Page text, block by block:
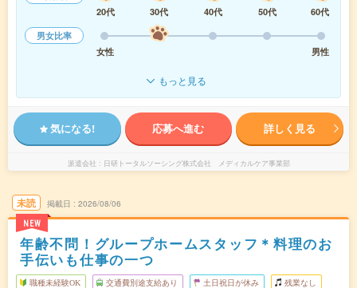
20代
30代 40代 50代
60代
男女比率
女性
男性
もっと見る
気になる! 応募へ進む 詳しく見る
派遣会社 日研トータルソーシング株式会社 メディカルケア事業部
未読
NEW
掲載日 2026/08/06
年齢不問！グループホームスタッフ＊料理のお
手伝いも仕事の一つ
職種未経験OK 交通費別途支給あり 土日祝日が休み 残業なし